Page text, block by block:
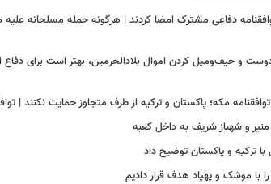
دفاعی مشترک امضا کردند | هرگونه حمله مسلحانه
و حیف‌ومیل کردن اموال بلادالحرمین، بهتر است برای دفاع
مکه؛ پاکستان و ترکیه از طرف متجاوز حمایت نکنند |
و شهباز شریف به داخل کعبه
ترکیه و پاکستان توضیح داد
با موشک و پهپاد هدف قرار دادیم